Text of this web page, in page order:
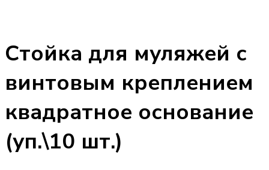
Стойка для муляжей с
винтовым креплением
квадратное основание
(уп.\10 шт.)